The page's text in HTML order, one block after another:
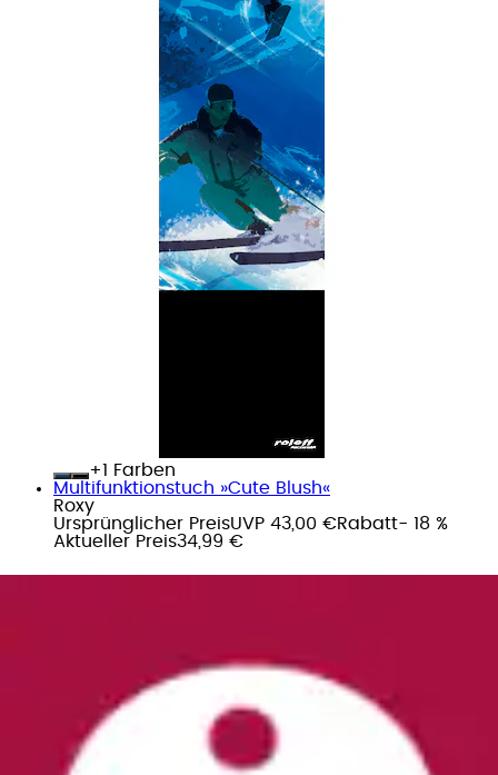
+
Farben
Multifunktionstuch »Cute Blush«
Roxy
Ursprünglicher PreisUVP 43,00 €Rabatt- 18 %
Aktueller Preis34,99 €